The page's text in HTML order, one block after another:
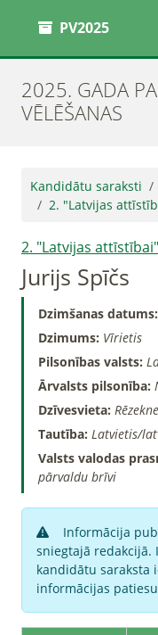
PV2025
2025. GADA
VĒLĒŠANAS
Kandidātu saraksti
2. "Latvijas
2. "Latvijas attīstībai"
Jurijs Spīčs
Dzimšanas datums:
Dzimums: Vīrietis
Pilsonības valsts:
Ārvalsts pilsonība:
Dzīvesvieta:
Tautība: Latvietis/
Valsts valodas
pārvaldu brīvi
Informācija
sniegtajā
kandidātu saraksta
informācijas